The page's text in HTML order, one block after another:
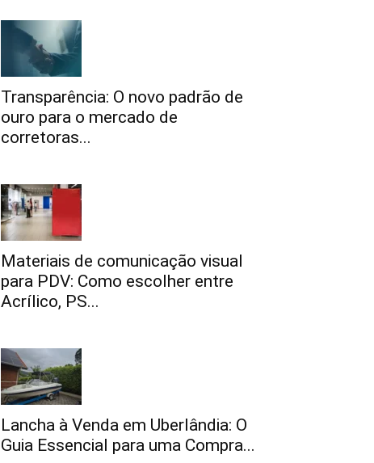
Transparência: O novo padrão de
ouro para o mercado de
corretoras...
Materiais de comunicação visual
para PDV: Como escolher entre
Acrílico, PS...
Lancha à Venda em Uberlândia: O
Guia Essencial para uma Compra...